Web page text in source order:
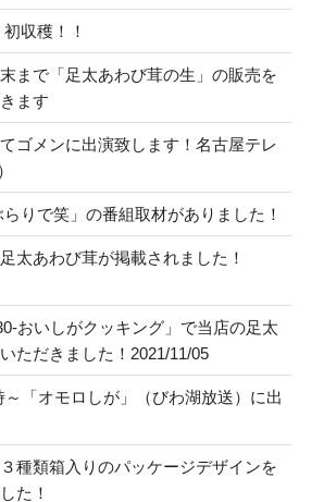
収穫！！
まで「足太あわび茸の生」の販売を
ます
ゴメンに出演致します！名古屋テレ
りで笑」の番組取材がありました！
太あわび茸が掲載されました！
おいしがクッキング」で当店の足太
ただきました！2021/11/05
～「オモロしが」（びわ湖放送）に出
種類箱入りのパッケージデザインを
た！